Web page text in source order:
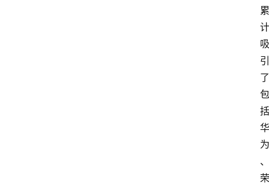
累
计
吸
引
了
包
括
华
为
、
荣